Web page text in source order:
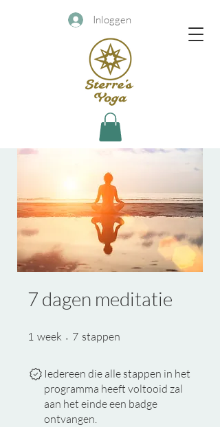
Inloggen
7 dagen meditatie
1 week 1 week
7 stappen
Iedereen die alle stappen in het
programma heeft voltooid zal
aan het einde een badge
ontvangen.